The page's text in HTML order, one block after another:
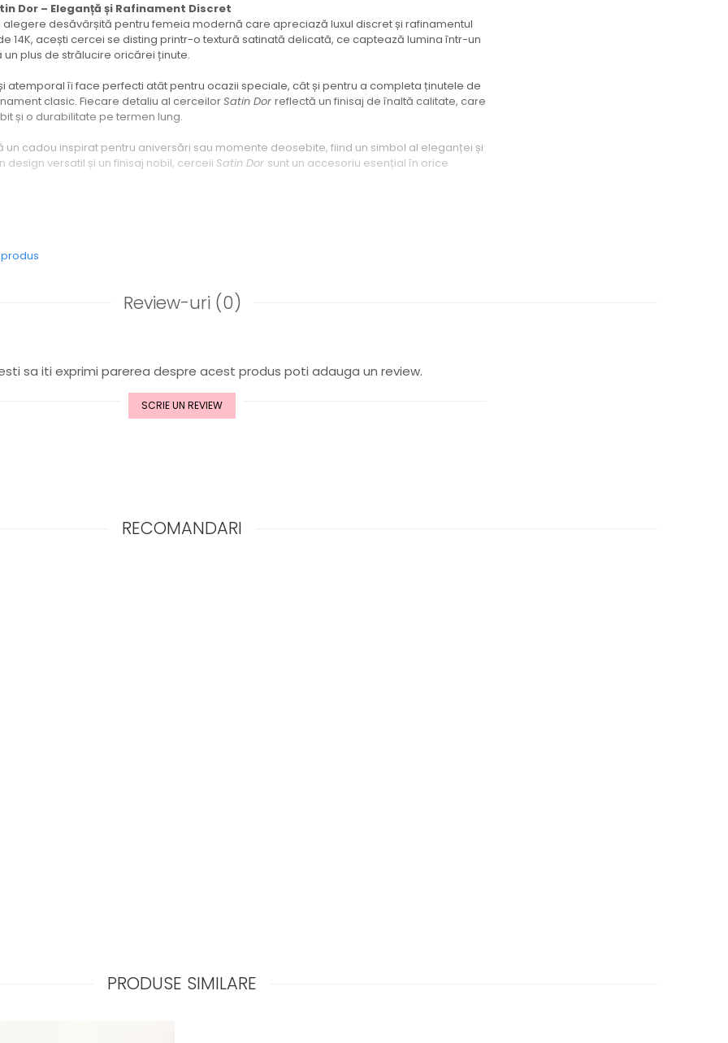
Dor – Eleganță și Rafinament Discret
alegere desăvârșită pentru femeia modernă care apreciază luxul discret și rafinamentul
14K, acești cercei se disting printr-o textură satinată delicată, ce captează lumina într-un
plus de strălucire oricărei ținute.
atemporal îi face perfecti atât pentru ocazii speciale, cât și pentru a completa ținutele de
clasic. Fiecare detaliu al cerceilorSatin Dor reflectă un finisaj de înaltă calitate, care
și o durabilitate pe termen lung.
un cadou inspirat pentru aniversări sau momente deosebite, fiind un simbol al eleganței și
design versatil și un finisaj nobil, cerceii Satin Dor sunt un accesoriu esențial în orice
de 14K, cu finisaj satinat
elegant, cu un look atemporal
ocazii speciale sau ținute de zi cu zi
și rafinament ținutelor tale cu cerceii
Satin Dor
Review-uri (0)
sa iti exprimi parerea despre acest produs poti adauga un review.
SCRIE UN REVIEW
RECOMANDARI
PRODUSE SIMILARE